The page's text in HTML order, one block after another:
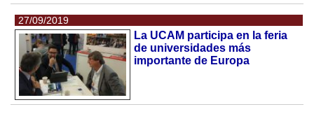
27/09/2019
La UCAM participa en la feria
de universidades más
importante de Europa